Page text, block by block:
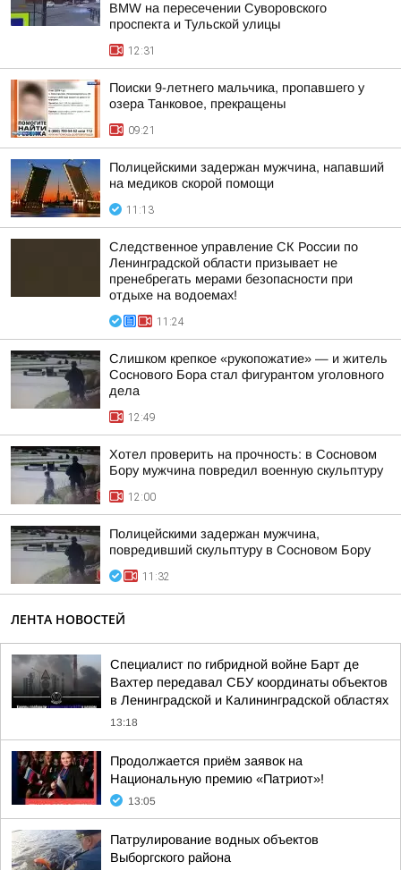
BMW на пересечении Суворовского
проспекта и Тульской улицы
12:31
Поиски 9-летнего мальчика, пропавшего у
озера Танковое, прекращены
09:21
Полицейскими задержан мужчина, напавший
на медиков скорой помощи
11:13
Следственное управление СК России по
Ленинградской области призывает не
пренебрегать мерами безопасности при
отдыхе на водоемах!
11:24
Слишком крепкое «рукопожатие» — и житель
Соснового Бора стал фигурантом уголовного
дела
12:49
Хотел проверить на прочность: в Сосновом
Бору мужчина повредил военную скульптуру
12:00
Полицейскими задержан мужчина,
повредивший скульптуру в Сосновом Бору
11:32
ЛЕНТА НОВОСТЕЙ
Специалист по гибридной войне Барт де
Вахтер передавал СБУ координаты объектов
в Ленинградской и Калининградской областях
13:18
Продолжается приём заявок на
Национальную премию «Патриот»!
13:05
Патрулирование водных объектов
Выборгского района